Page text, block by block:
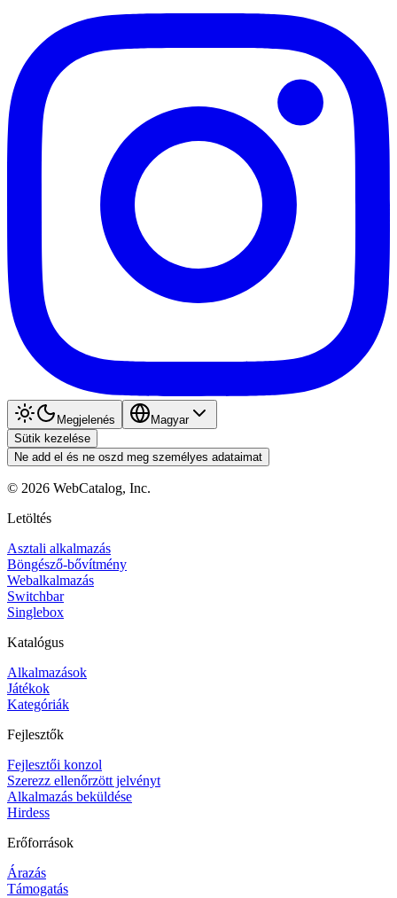
Megjelenés
Magyar
Sütik kezelése
Ne add el és ne oszd meg személyes adataimat
© 2026 WebCatalog, Inc.
Letöltés
Asztali alkalmazás
Böngésző-bővítmény
Webalkalmazás
Switchbar
Singlebox
Katalógus
Alkalmazások
Játékok
Kategóriák
Fejlesztők
Fejlesztői konzol
Szerezz ellenőrzött jelvényt
Alkalmazás beküldése
Hirdess
Erőforrások
Árazás
Támogatás